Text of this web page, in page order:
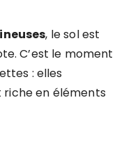
, le sol est
C’est le moment
: elles
riche en éléments